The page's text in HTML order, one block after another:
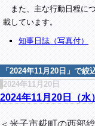
また、主な行動日程に
載しています。
知事日誌（写真付）
「 2024年11月20日 」で絞
2024年11月20日
2024年11月20日（水）
＜米子市糀町の西部